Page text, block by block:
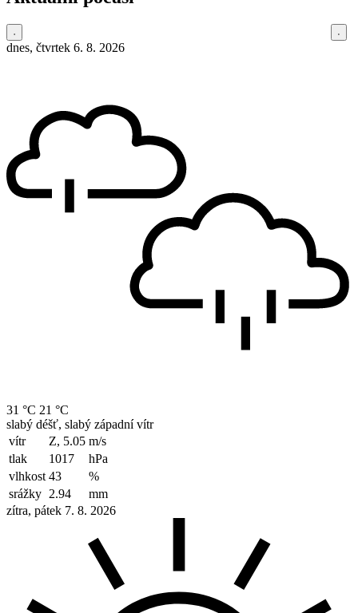
dnes, čtvrtek 6. 8. 2026
31 °C 21 °C
slabý déšť, slabý západní vítr
vítr
Z, 5.05 m/s
tlak
1017
hPa
vlhkost 43
%
srážky 2.94
mm
zítra, pátek 7. 8. 2026